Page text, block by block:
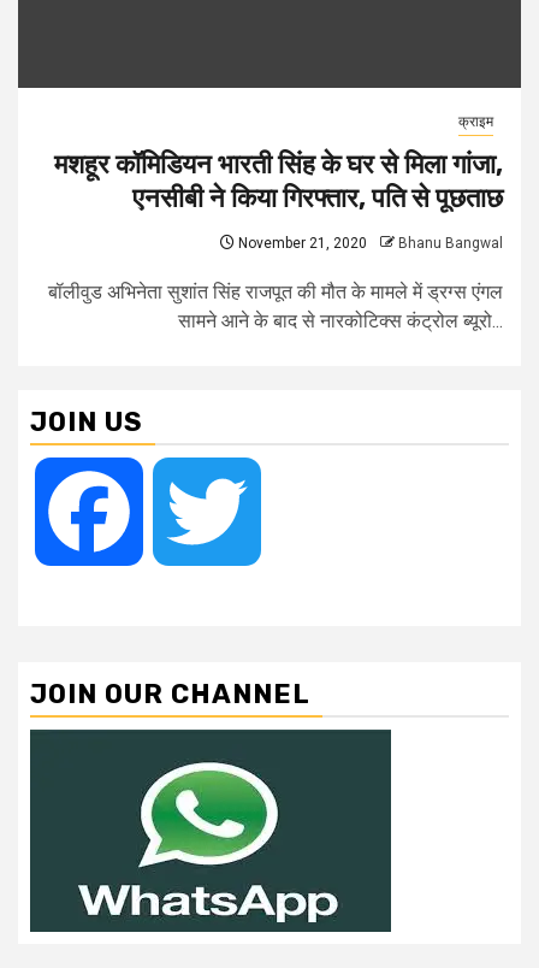
क्राइम
मशहूर कॉमिडियन भारती सिंह के घर से मिला गांजा,
एनसीबी ने किया गिरफ्तार, पति से पूछताछ
November 21, 2020 Bhanu Bangwal
बॉलीवुड अभिनेता सुशांत सिंह राजपूत की मौत के मामले में ड्रग्स एंगल
सामने आने के बाद से नारकोटिक्स कंट्रोल ब्यूरो...
JOIN US
Facebook
JOIN OUR CHANNEL